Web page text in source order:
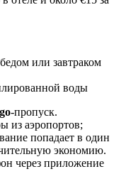
или завтраком
воды
-пропуск.
из аэропортов;
попадает в один
экономию.
через приложение